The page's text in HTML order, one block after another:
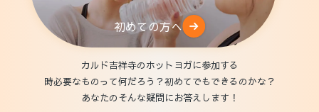
初めての方へ
カルド吉祥寺のホットヨガに参加する
時必要なものって何だろう？初めてでもできるのかな？
あなたのそんな疑問にお答えします！